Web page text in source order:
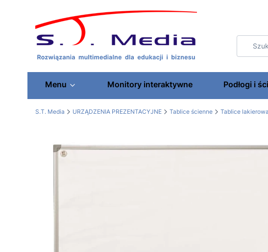
Menu Monitory interaktywne Podłogi i
S.T. Media URZĄDZENIA PREZENTACYJNE Tablice ścienne Tablice